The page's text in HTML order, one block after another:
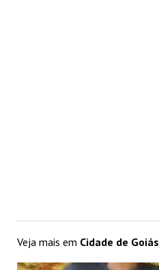
Veja mais em Cidade de Goiás